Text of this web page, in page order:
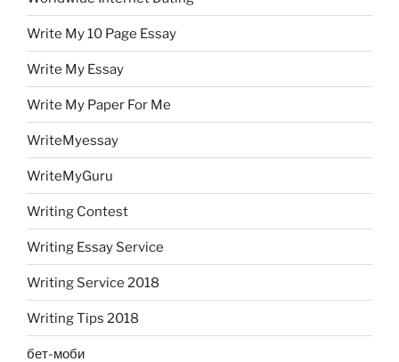
Write My 10 Page Essay
Write My Essay
Write My Paper For Me
WriteMyessay
WriteMyGuru
Writing Contest
Writing Essay Service
Writing Service 2018
Writing Tips 2018
бет-моби